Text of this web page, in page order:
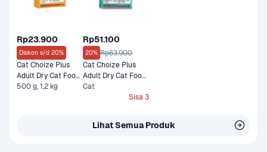
Rp23.900
Diskon s/d 20%
Cat Choize Plus
Adult Dry Cat Food
Tuna & Mackerel
500 g, 1,2 kg
Rp51.100
20% Rp63.900
Cat Choize Plus
Adult Dry Cat Food
Tuna & Salmon 1,2
Cat
Sisa 3
Lihat Semua Produk